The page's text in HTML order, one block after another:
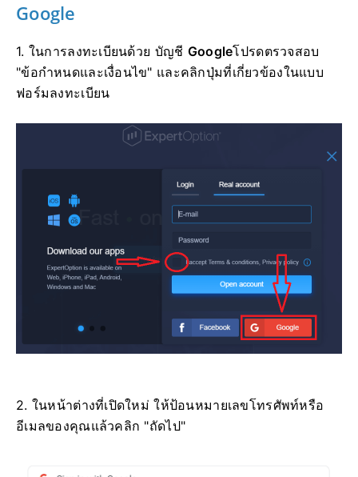
Google
1. ในการลงทะเบียนด้วย บัญชี Googleโปรดตรวจสอบ
"ข้อกำหนดและเงื่อนไข" และคลิกปุ่มที่เกี่ยวข้องในแบบ
ฟอร์มลงทะเบียน
2. ในหน้าต่างที่เปิดใหม่ ให้ป้อนหมายเลขโทรศัพท์หรือ
อีเมลของคุณแล้วคลิก "ถัดไป"